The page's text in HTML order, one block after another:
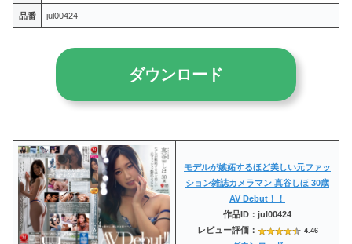
品番 jul00424
ダウンロード
モデルが嫉妬するほど美しい元ファッ
ション雑誌カメラマン 真谷しほ 30歳
AV Debut！！
作品ID：jul00424
レビュー評価：
4.46